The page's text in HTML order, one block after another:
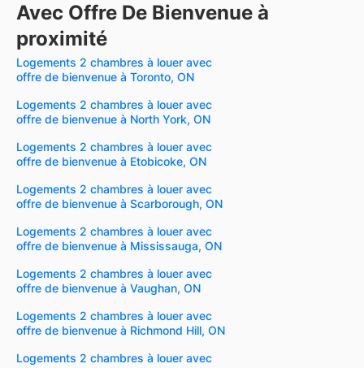
Avec Offre De Bienvenue à
proximité
Logements 2 chambres à louer avec
offre de bienvenue à Toronto, ON
Logements 2 chambres à louer avec
offre de bienvenue à North York, ON
Logements 2 chambres à louer avec
offre de bienvenue à Etobicoke, ON
Logements 2 chambres à louer avec
offre de bienvenue à Scarborough, ON
Logements 2 chambres à louer avec
offre de bienvenue à Mississauga, ON
Logements 2 chambres à louer avec
offre de bienvenue à Vaughan, ON
Logements 2 chambres à louer avec
offre de bienvenue à Richmond Hill, ON
Logements 2 chambres à louer avec